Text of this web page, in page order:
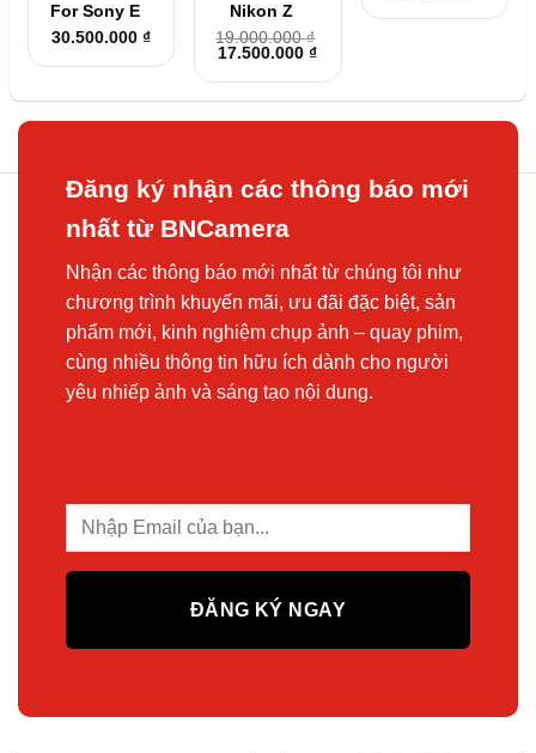
For Sony E
30.500.000₫
Nikon Z
19.000.000₫
Giá
là:
19.000.000 ₫.
17.500.000₫Giá
hiện
tại
là:
Đăng ký nhận các thông báo mới
nhất từ BNCamera
Nhận các thông báo mới nhất từ chúng tôi như
chương trình khuyến mãi, ưu đãi đặc biệt, sản
phẩm mới, kinh nghiệm chụp ảnh – quay phim,
cùng nhiều thông tin hữu ích dành cho người
yêu nhiếp ảnh và sáng tạo nội dung.